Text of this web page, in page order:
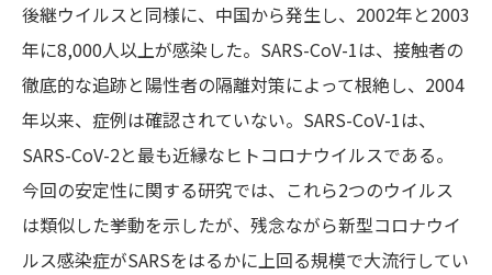
後継ウイルスと同様に、中国から発生し、2002年と2003
年に8,000人以上が感染した。SARS-CoV-1は、接触者の
徹底的な追跡と陽性者の隔離対策によって根絶し、2004
年以来、症例は確認されていない。SARS-CoV-1は、
SARS-CoV-2と最も近縁なヒトコロナウイルスである。
今回の安定性に関する研究では、これら2つのウイルス
は類似した挙動を示したが、残念ながら新型コロナウイ
ルス感染症がSARSをはるかに上回る規模で大流行してい